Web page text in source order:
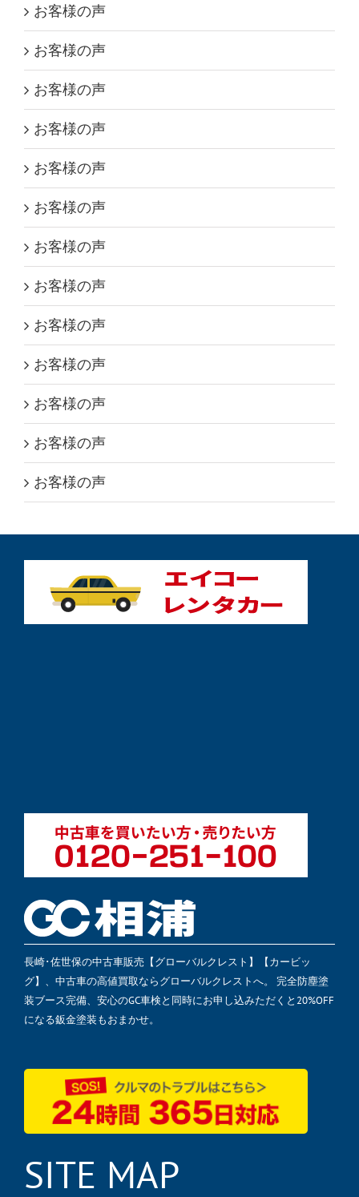
お客様の声
お客様の声
お客様の声
お客様の声
お客様の声
お客様の声
お客様の声
お客様の声
お客様の声
お客様の声
お客様の声
お客様の声
お客様の声
長崎･佐世保の中古車販売【グローバルクレスト】【カービッ
グ】、中古車の高値買取ならグローバルクレストへ。 完全防塵塗
装ブース完備、安心のGC車検と同時にお申し込みただくと20%OFF
になる鈑金塗装もおまかせ。
SITE MAP